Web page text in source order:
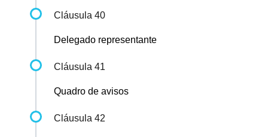
Cláusula 40
Delegado representante
Cláusula 41
Quadro de avisos
Cláusula 42